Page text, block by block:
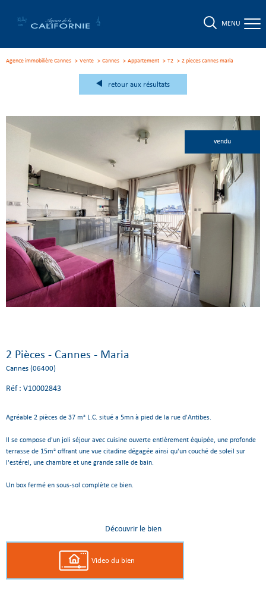
MENU
Agence immobilière Cannes Vente Cannes Appartement T2 2 pieces cannes maria
retour aux résultats
vendu
2 Pièces - Cannes - Maria
Cannes (06400)
Réf : V10002843
Agréable 2 pièces de 37 m² L.C. situé a 5mn à pied de la rue d'Antibes.
Il se compose d'un joli séjour avec cuisine ouverte entièrement équipée, une profonde
terrasse de 15m² offrant une vue citadine dégagée ainsi qu'un couché de soleil sur
l'estérel, une chambre et une grande salle de bain.
Un box fermé en sous-sol complète ce bien.
découvrir le bien
Video du bien